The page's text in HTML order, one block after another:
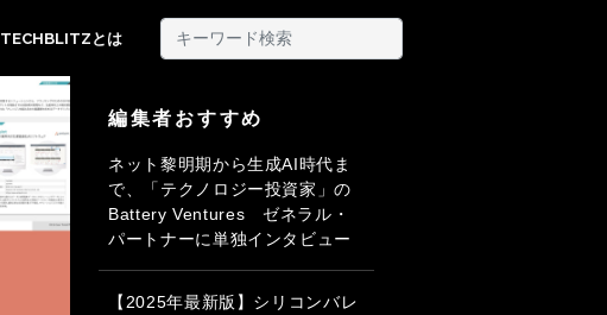
TECHBLITZとは
編集者おすすめ
ネット黎明期から生成AI時代ま
で、「テクノロジー投資家」の
Battery Ventures ゼネラル・
パートナーに単独インタビュー
【2025年最新版】シリコンバレ